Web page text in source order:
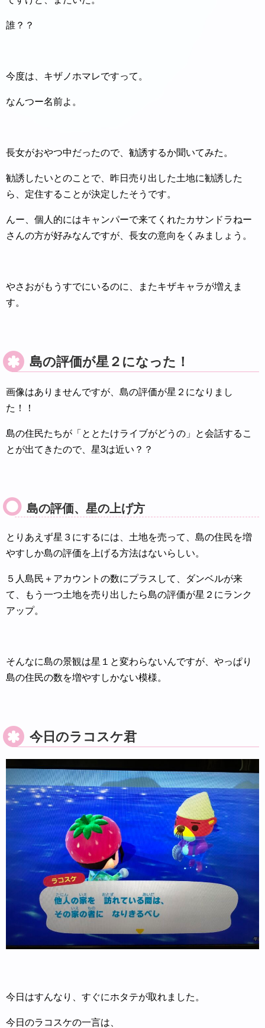
誰？？
今度は、キザノホマレですって。
なんつー名前よ。
長女がおやつ中だったので、勧誘するか聞いてみた。
勧誘したいとのことで、昨日売り出した土地に勧誘した
ら、定住することが決定したそうです。
んー、個人的にはキャンパーで来てくれたカサンドラねー
さんの方が好みなんですが、長女の意向をくみましょう。
やさおがもうすでにいるのに、またキザキャラが増えま
す。
島の評価が星２になった！
画像はありませんですが、島の評価が星２になりまし
た！！
島の住民たちが「ととたけライブがどうの」と会話するこ
とが出てきたので、星3は近い？？
島の評価、星の上げ方
とりあえず星３にするには、土地を売って、島の住民を増
やすしか島の評価を上げる方法はないらしい。
５人島民＋アカウントの数にプラスして、ダンベルが来
て、もう一つ土地を売り出したら島の評価が星２にランク
アップ。
そんなに島の景観は星１と変わらないんですが、やっぱり
島の住民の数を増やすしかない模様。
今日のラコスケ君
今日はすんなり、すぐにホタテが取れました。
今日のラコスケの一言は、